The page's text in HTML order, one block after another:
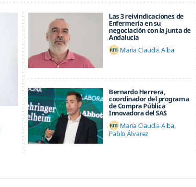
Las 3 reivindicaciones de
Enfermería en su
negociación con la Junta de
Andalucía
Maria Claudia Alba
Bernardo Herrera,
coordinador del programa
de Compra Pública
Innovadora del SAS
Maria Claudia Alba
Pablo Álvarez